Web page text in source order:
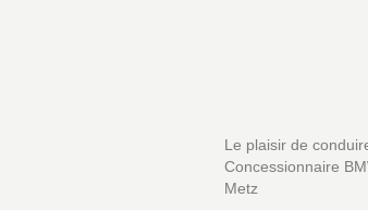
Le plaisir de
Concessionnaire
Metz